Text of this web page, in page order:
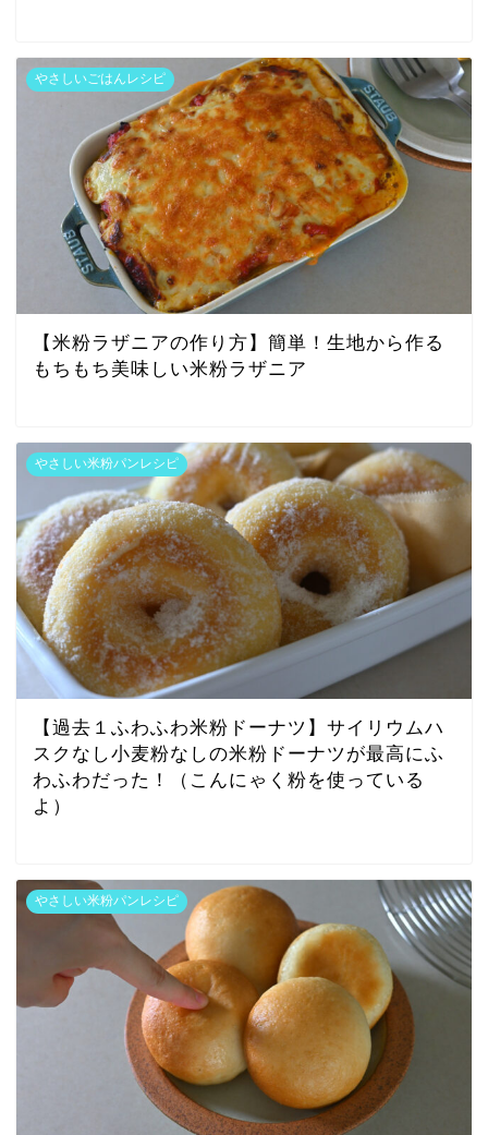
やさしいごはんレシピ
【米粉ラザニアの作り方】簡単！生地から作る
もちもち美味しい米粉ラザニア
やさしい米粉パンレシピ
【過去１ふわふわ米粉ドーナツ】サイリウムハ
スクなし小麦粉なしの米粉ドーナツが最高にふ
わふわだった！（こんにゃく粉を使っている
よ）
やさしい米粉パンレシピ